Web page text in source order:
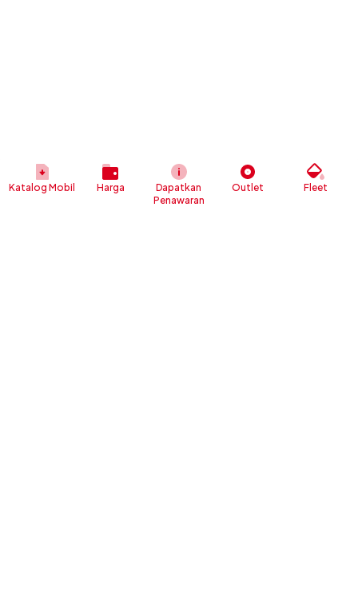
Katalog Mobil Harga
Dapatkan
Penawaran
Outlet Fleet